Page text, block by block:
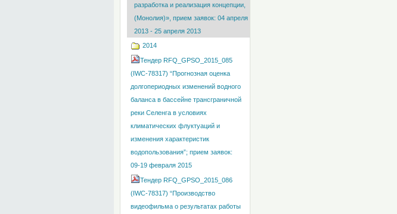
разработка и реализация концепции,
(Монолия)», прием заявок: 04 апреля
2013 - 25 апреля 2013
2014
Тендер RFQ_GPSO_2015_085
(IWC-78317) “Прогнозная оценка
долгопериодных изменений водного
баланса в бассейне трансграничной
реки Селенга в условиях
климатических флуктуаций и
изменения характеристик
водопользования”; прием заявок:
09-19 февраля 2015
Тендер RFQ_GPSO_2015_086
(IWC-78317) “Производство
видеофильма о результатах работы